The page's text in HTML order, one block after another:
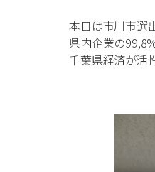
本日は市川市選
県内企業の
千葉県経済が活